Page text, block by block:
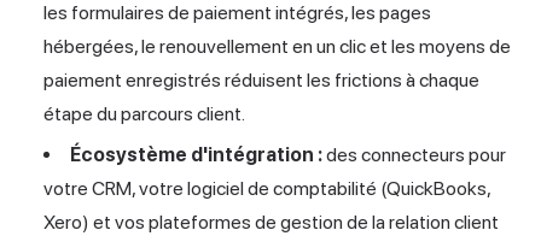
les formulaires de paiement intégrés, les pages
hébergées, le renouvellement en un clic et les moyens de
paiement enregistrés réduisent les frictions à chaque
étape du parcours client.
Écosystème d'intégration :des connecteurs pour
votre CRM, votre logiciel de comptabilité (QuickBooks,
Xero) et vos plateformes de gestion de la relation client